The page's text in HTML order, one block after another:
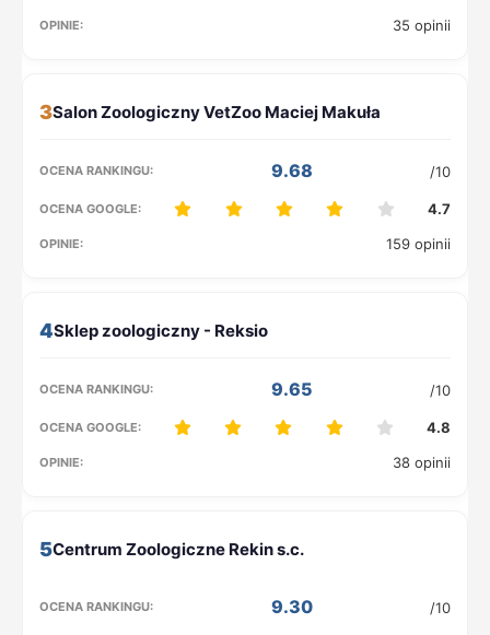
35 opinii
3
9.68 /10
4.7
159 opinii
4
9.65 /10
4.8
38 opinii
5
9.30 /10